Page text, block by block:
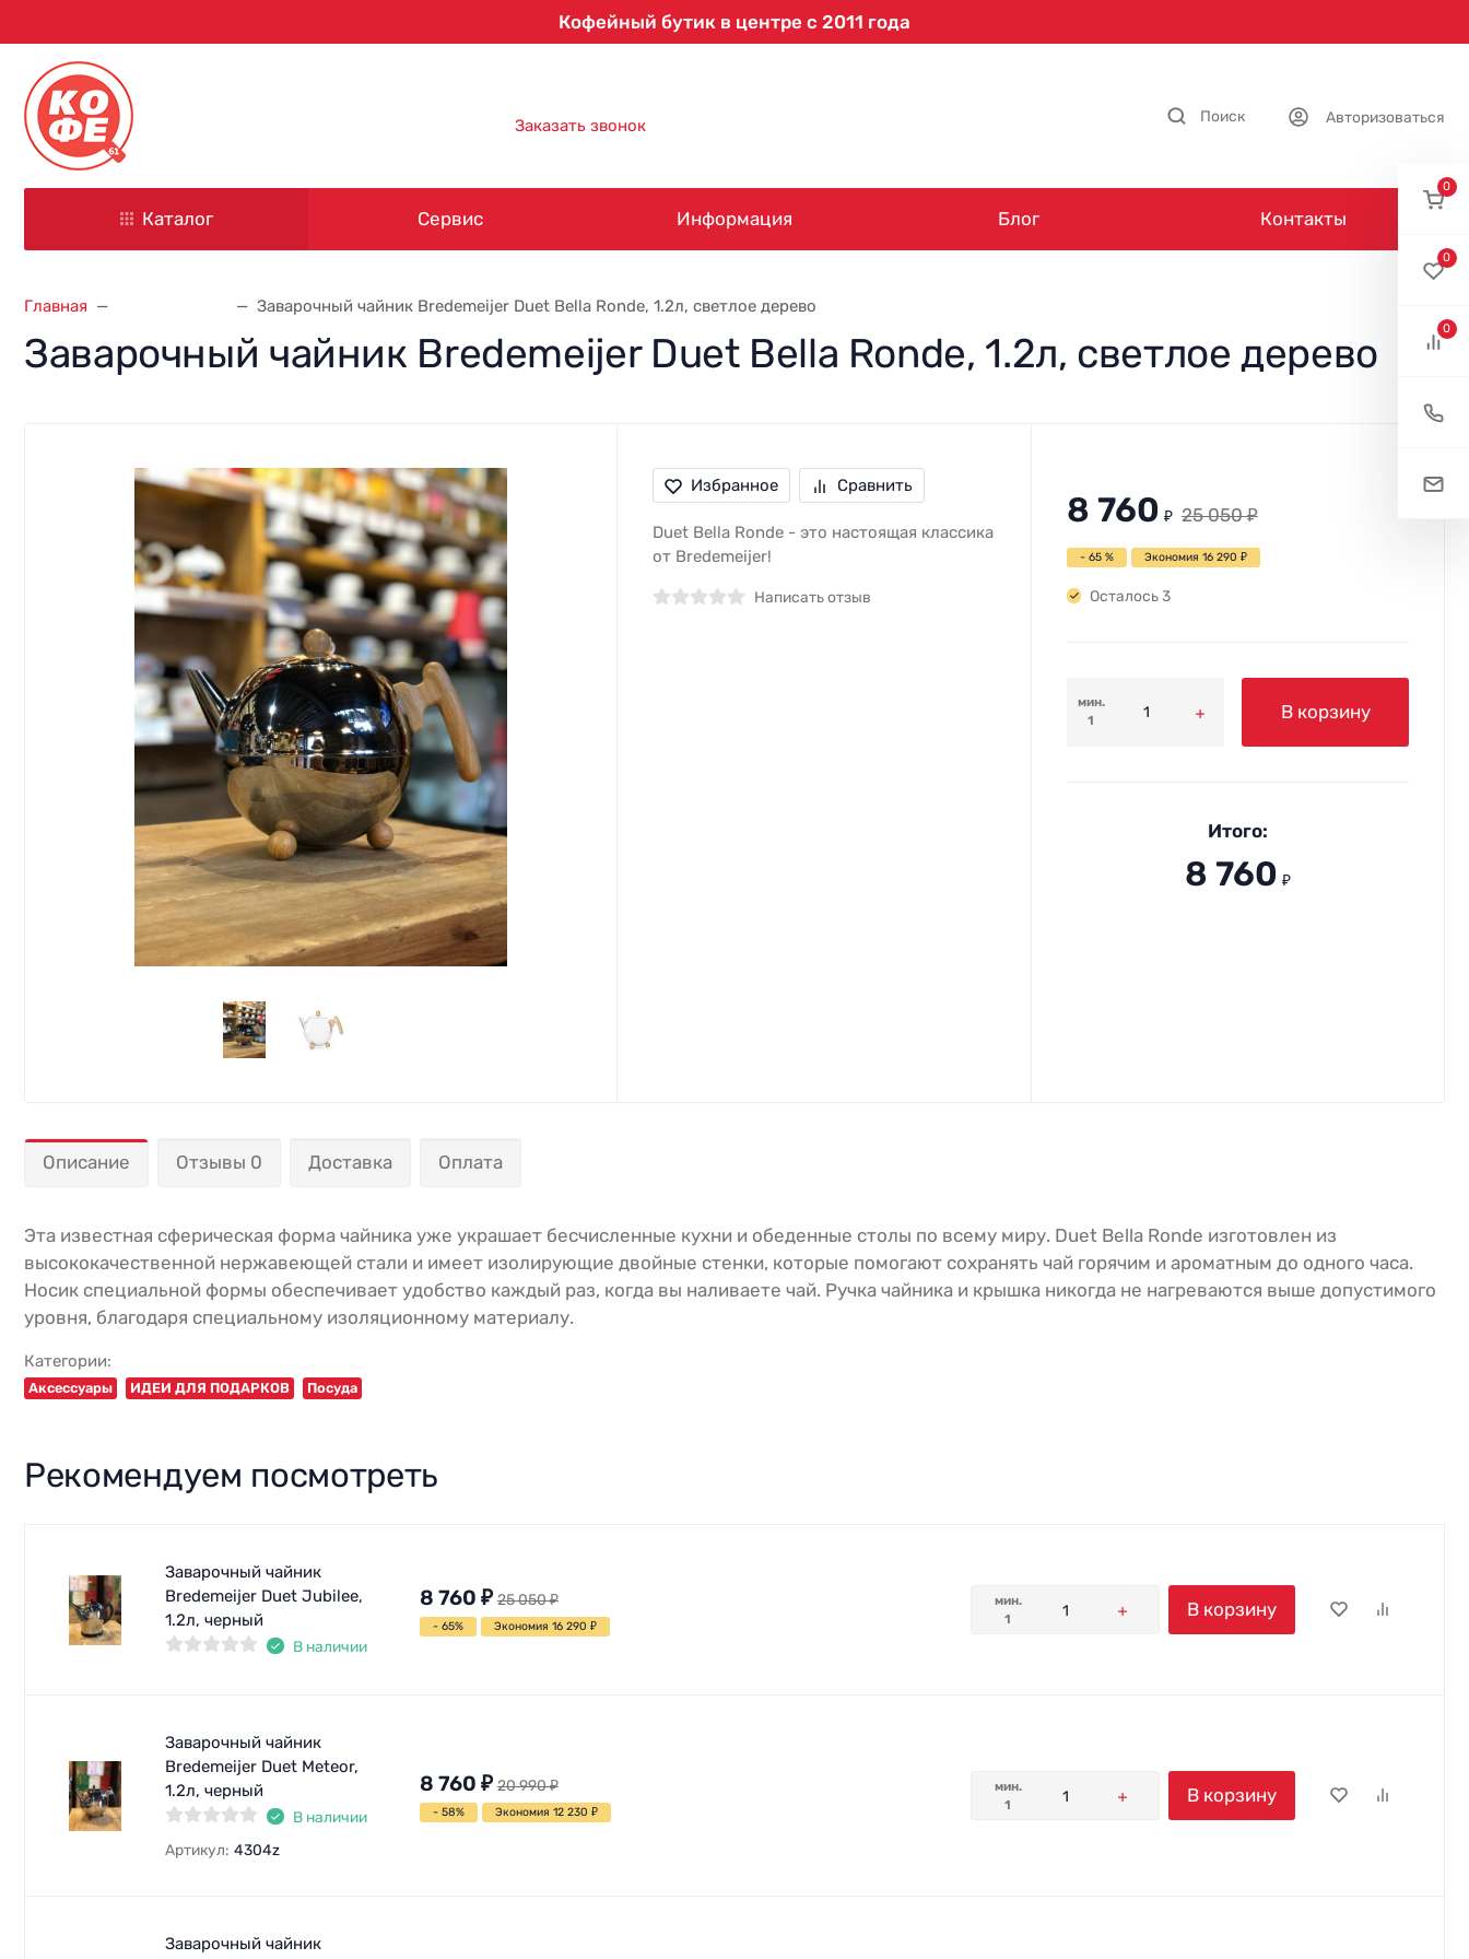
Кофейный бутик в центре с 2011 года
Заказать звонок Поиск Авторизоваться
Каталог Сервис Информация Блог Контакты
Главная Заварочный чайник Bredemeijer Duet Bella Ronde, 1.2л, светлое дерево
Заварочный чайник Bredemeijer Duet Bella Ronde, 1.2л, светлое дерево
Избранное Сравнить
Duet Bella Ronde - это настоящая классика
от Bredemeijer!
Написать отзыв
8 760 ₽ 25 050 ₽
- 65 % Экономия 16 290 ₽
Осталось 3
мин.
1
В корзину
Итого:
8 760 ₽
Описание Отзывы 0 Доставка Оплата
Эта известная сферическая форма чайника уже украшает бесчисленные кухни и обеденные столы по всему миру. Duet Bella Ronde изготовлен из
высококачественной нержавеющей стали и имеет изолирующие двойные стенки, которые помогают сохранять чай горячим и ароматным до одного часа.
Носик специальной формы обеспечивает удобство каждый раз, когда вы наливаете чай. Ручка чайника и крышка никогда не нагреваются выше допустимого
уровня, благодаря специальному изоляционному материалу.
Категории:
Аксессуары ИДЕИ ДЛЯ ПОДАРКОВ Посуда
Рекомендуем посмотреть
Заварочный чайник
Bredemeijer Duet Jubilee,
1.2л, черный
В наличии
8 760 ₽ 25 050₽
- 65% Экономия 16 290 ₽
мин.
1
В корзину
Заварочный чайник
Bredemeijer Duet Meteor,
1.2л, черный
В наличии
Артикул: 4304z
8 760 ₽ 20 990₽
- 58% Экономия 12 230 ₽
мин.
1
В корзину
Заварочный чайник
0
0
0